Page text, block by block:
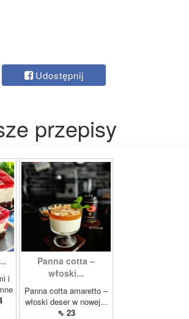
Udostępnij
przepisy
i
Panna cotta –
włoski...
Panna cotta amaretto –
włoski deser w nowej...
⇖ 23